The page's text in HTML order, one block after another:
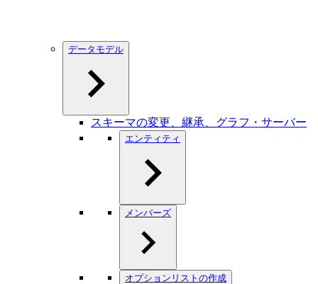
データモデル
スキーマの変更、継承、グラフ・サーバー
エンティティ
メンバーズ
オプションリストの作成